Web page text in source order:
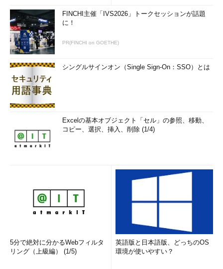
FINCHI主催「IVS2026」トークセッションが話題
に！
PR(FINCHI on GOETHE)
シングルサインオン（Single Sign-On：SSO）とは
Excelの基本オブジェクト「セル」の参照、移動、
コピー、選択、挿入、削除 (1/4)
5分で絶対に分かるWebフィルタ
リング（上級編） (1/5)
英語版と日本語版、どっちのOS
環境が使いやすい？